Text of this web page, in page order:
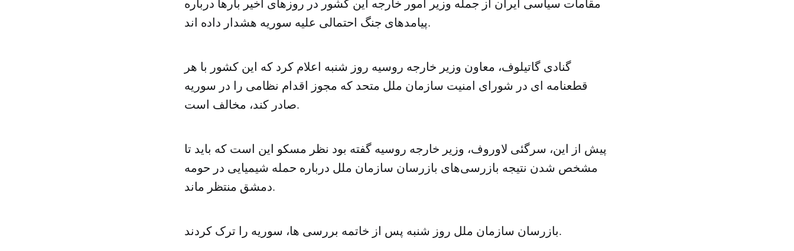
مقامات سیاسی ایران از جمله وزیر امور خارجه این کشور در روزهای اخیر بارها درباره
پیامدهای جنگ احتمالی علیه سوریه هشدار داده اند.
گنادی گاتیلوف، معاون وزیر خارجه روسیه روز شنبه اعلام کرد که این کشور با هر
قطعنامه ای در شورای امنیت سازمان ملل متحد که مجوز اقدام نظامی را در سوریه
صادر کند، مخالف است.
پیش از این،‌ سرگئی لاوروف،‌ وزیر خارجه روسیه گفته بود نظر مسکو این است که باید تا
مشخص شدن نتیجه بازرسی‌های بازرسان سازمان ملل درباره حمله شیمیایی در حومه
دمشق منتظر ماند.
بازرسان سازمان ملل روز شنبه پس از خاتمه بررسی ها، سوریه را ترک کردند.